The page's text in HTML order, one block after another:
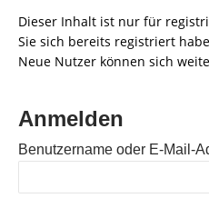
Dieser Inhalt ist nur für
Sie sich bereits registriert
Neue Nutzer können sich
Anmelden
Benutzername oder E-Mail-